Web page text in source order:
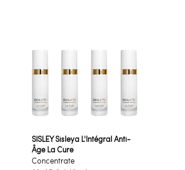
SISLEY Sisleya L'Intégral Anti-
Âge La Cure
Concentrate